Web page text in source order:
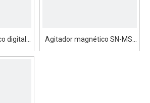
digital
Agitador magnético SN-MS-
PB